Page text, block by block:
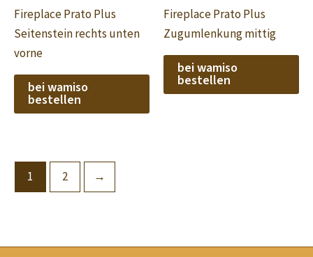
Fireplace Prato Plus
Seitenstein rechts unten
vorne
bei wamiso
bestellen
Fireplace Prato Plus
Zugumlenkung mittig
bei wamiso
bestellen
1 2 →